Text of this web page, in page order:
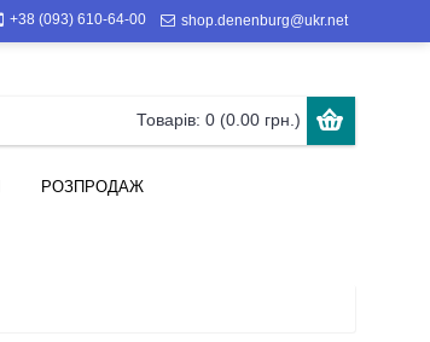
+38 (093) 610-64-00 shop.denenburg@ukr.net
Товарів: 0 (0.00 грн.)
РОЗПРОДАЖ